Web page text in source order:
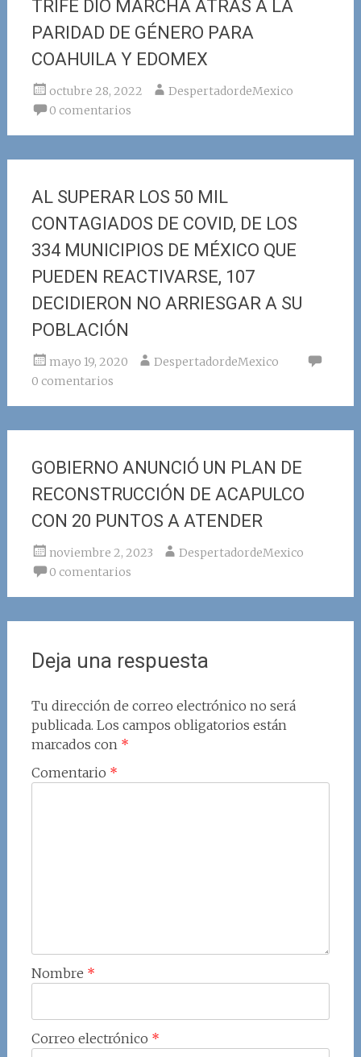
TRIFE DIO MARCHA ATRÁS A LA
PARIDAD DE GÉNERO PARA
COAHUILA Y EDOMEX
octubre 28, 2022
DespertadordeMexico
0 comentarios
AL SUPERAR LOS 50 MIL
CONTAGIADOS DE COVID, DE LOS
334 MUNICIPIOS DE MÉXICO QUE
PUEDEN REACTIVARSE, 107
DECIDIERON NO ARRIESGAR A SU
POBLACIÓN
mayo 19, 2020
DespertadordeMexico
0 comentarios
GOBIERNO ANUNCIÓ UN PLAN DE
RECONSTRUCCIÓN DE ACAPULCO
CON 20 PUNTOS A ATENDER
noviembre 2, 2023
DespertadordeMexico
0 comentarios
Deja una respuesta
Tu dirección de correo electrónico no será
publicada. Los campos obligatorios están
marcados con *
Comentario *
Nombre *
Correo electrónico *